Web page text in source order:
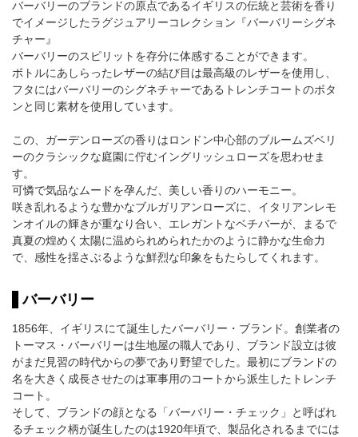
バーバリーのブランドの原点であるイギリスの伝統と芸術を香り
でイメージしたラグジュアリーコレクション『バーバリーシグネ
チャー』
バーバリーのスピリットを存分に体感することができます。
ボトルにあしらったレザーの結び目は最高級のレザーを使用し、
フタにはバーバリーのシグネチャーであるトレンチコートのボタ
ンと同じ素材を使用しています。
この、ガーデンローズの香りはロンドン中心部のブルームズベリ
ーのクラシックな庭園に佇むイングリッシュローズを思わせま
す。
可憐で気品なムードを孕んだ、美しい香りのハーモニー。
咲き乱れるような豊かなブルガリアンローズに、イタリアンレモ
ンオイルの輝きが重なり合い、エレガントなベチバーが、まるで
真夏の煌めく太陽に温められめられたかのように静かな生命力
で、感性を揺さぶるような鮮烈な印象をもたらしてくれます。
バーバリー
1856年、イギリスにて誕生したバーバリー・ブランド。創業者の
トーマス・バーバリーは生地屋の職人であり、ブランド設立は彼
がまだ見習の時代からの夢であり野望でした。最初にブランドの
名を大きく成長させたのは軍事用のコートから派生したトレンチ
コート。
そして、ブランドの顔となる「バーバリー・チェック」と呼ばれ
るチェック柄が誕生したのは1920年頃で、製品化されるまでには